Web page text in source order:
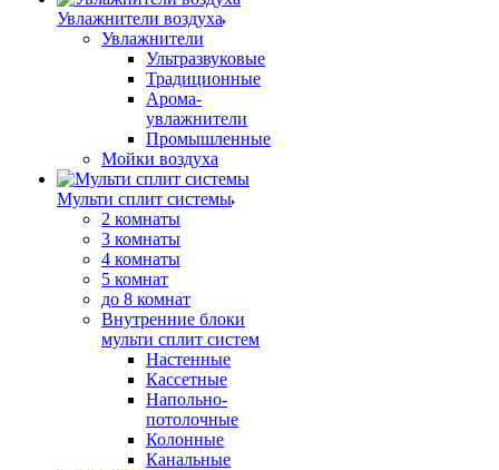
Увлажнители воздуха
Увлажнители
Ультразвуковые
Традиционные
Арома-
увлажнители
Промышленные
Мойки воздуха
Мульти сплит системы
2 комнаты
3 комнаты
4 комнаты
5 комнат
до 8 комнат
Внутренние блоки
мульти сплит систем
Настенные
Кассетные
Напольно-
потолочные
Колонные
Канальные